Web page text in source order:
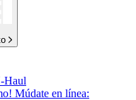
Haul
Múdate en línea: